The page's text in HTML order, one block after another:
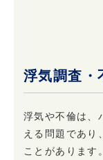
浮気調査・
浮気や不倫は、
える問題であり
ことがあります